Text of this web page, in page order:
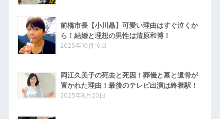
前橋市長【小川晶】可愛い理由はすぐ泣くか
ら！結婚と理想の男性は清原和博！
2025年10月10日
岡江久美子の死去と死因！葬儀と墓と遺骨が
置かれた理由！最後のテレビ出演は終着駅！
2025年8月20日